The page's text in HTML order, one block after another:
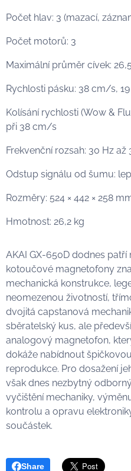
Počet hlav: 3 (mazací,
Počet motorů: 3
Maximální průměr cívek:
Rychlosti pásku: 38 cm/s,
Kolísání rychlosti (Wow &
při 38 cm/s
Frekvenční rozsah: 30 Hz
Odstup signálu od šumu:
Rozměry: 524 × 442 × 258
Hmotnost: 26,2 kg
AKAI GX-650D dodnes
kotoučové magnetofony
mechanická konstrukce,
neomezenou životností,
dvojitá capstanová
sběratelský kus, ale
analogový magnetofon,
dokáže nabídnout
reprodukce. Pro dosažení
však dnes nezbytný
vyčištění mechaniky,
kontrolu a opravu
součástek.
Share